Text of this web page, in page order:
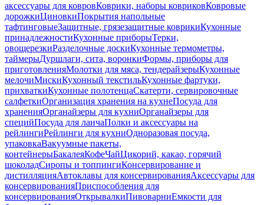
аксессуары для ковровКоврики, наборы ковриковКовровые
дорожкиЦиновкиПокрытия напольные
тафтинговыеЗащитные, грязезащитные коврикиКухонные
принадлежностиКухонные приборыТерки,
овощерезкиРазделочные доскиКухонные термометры,
таймерыДуршлаги, сита, воронкиФормы, приборы для
приготовленияМолотки для мяса, тендерайзерыКухонные
мелочиМискиКухонный текстильКухонные фартуки,
прихваткиКухонные полотенцаСкатерти, сервировочные
салфеткиОрганизация хранения на кухнеПосуда для
храненияОрганайзеры для кухниОрганайзеры для
специйПосуда для ланчаПолки и аксессуары на
рейлингиРейлинги для кухниОдноразовая посуда,
упаковкаВакуумные пакеты,
контейнерыБакалеяКофеЧайЦикорий, какао, горячий
шоколадСиропы и топпингиКонсервирование и
дистилляцияАвтоклавы для консервированияАксессуары для
консервированияПриспособления для
консервированияОткрывалкиПивоварниЕмкости для